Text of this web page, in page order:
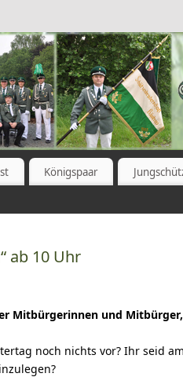
Königspaar
ab 10 Uhr
Mitbürgerinnen und Mitbürger,
noch nichts vor? Ihr seid